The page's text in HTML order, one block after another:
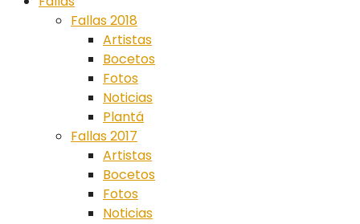
Fallas 2018
Artistas
Bocetos
Fotos
Noticias
Plantá
Fallas 2017
Artistas
Bocetos
Fotos
Noticias